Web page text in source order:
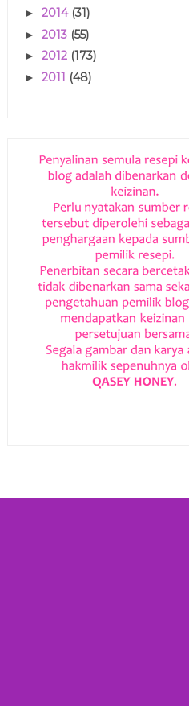
► 2014 (31)
► 2013 (55)
► 2012 (173)
► 2011 (48)